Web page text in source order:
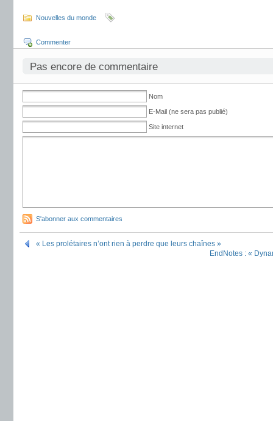
Nouvelles du monde
Commenter
Pas encore de commentaire
Nom
E-Mail (ne sera pas publié)
Site internet
S'abonner aux commentaires
« Les prolétaires n’ont rien à perdre que leurs chaînes »
EndNotes : «